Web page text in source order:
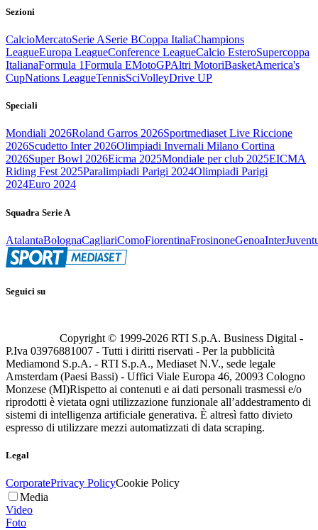
Sezioni
CalcioMercatoSerie ASerie BCoppa ItaliaChampions
LeagueEuropa LeagueConference LeagueCalcio EsteroSupercoppa
ItalianaFormula 1Formula EMotoGPAltri MotoriBasketAmerica's
CupNations LeagueTennisSciVolleyDrive UP
Speciali
Mondiali 2026Roland Garros 2026Sportmediaset Live Riccione
2026Scudetto Inter 2026Olimpiadi Invernali Milano Cortina
2026Super Bowl 2026Eicma 2025Mondiale per club 2025EICMA
Riding Fest 2025Paralimpiadi Parigi 2024Olimpiadi Parigi
2024Euro 2024
Squadra Serie A
AtalantaBolognaCagliariComoFiorentinaFrosinoneGenoaInter
Seguici su
Copyright © 1999-2026 RTI S.p.A. Business Digital -
P.Iva 03976881007 - Tutti i diritti riservati - Per la pubblicità
Mediamond S.p.A. - RTI S.p.A., Mediaset N.V., sede legale
Amsterdam (Paesi Bassi) - Uffici Viale Europa 46, 20093 Cologno
Monzese (MI)Rispetto ai contenuti e ai dati personali trasmessi e/o
riprodotti è vietata ogni utilizzazione funzionale all’addestramento di
sistemi di intelligenza artificiale generativa. È altresì fatto divieto
espresso di utilizzare mezzi automatizzati di data scraping.
Legal
CorporatePrivacy PolicyCookie Policy
Media
Video
Foto